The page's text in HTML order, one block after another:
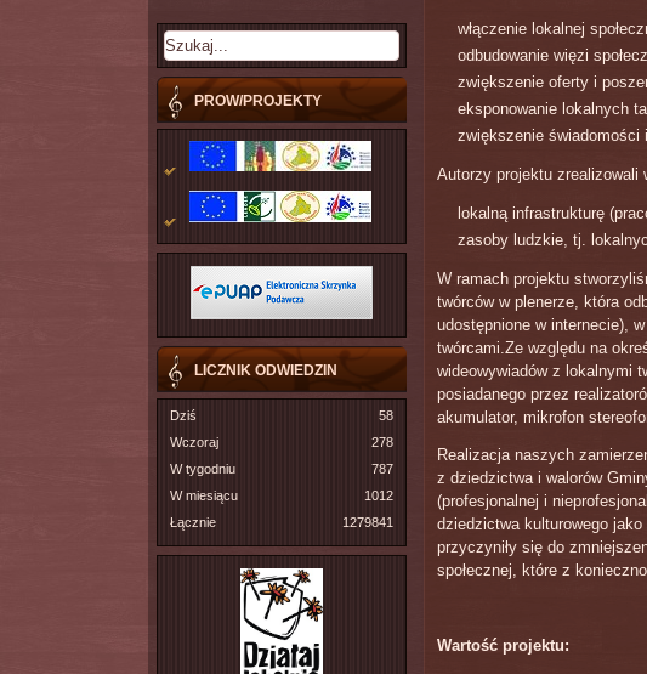
PROW/PROJEKTY
LICZNIK ODWIEDZIN
Dziś
58
Wczoraj
278
W tygodniu
787
W miesiącu
1012
Łącznie
1279841
włączenie lokalnej
odbudowanie więzi
zwiększenie oferty i
eksponowanie lokalnych
zwiększenie świadomości
Autorzy projektu zrealizowali
lokalną infrastrukturę
zasoby ludzkie, tj.
W ramach projektu
twórców w plenerze, która
udostępnione w internecie),
twórcami.Ze względu na
wideowywiadów z lokalnymi
posiadanego przez
akumulator, mikrofon
Realizacja naszych
z dziedzictwa i walorów
(profesjonalnej i
dziedzictwa kulturowego
przyczyniły się do
społecznej, które z
Wartość projektu: